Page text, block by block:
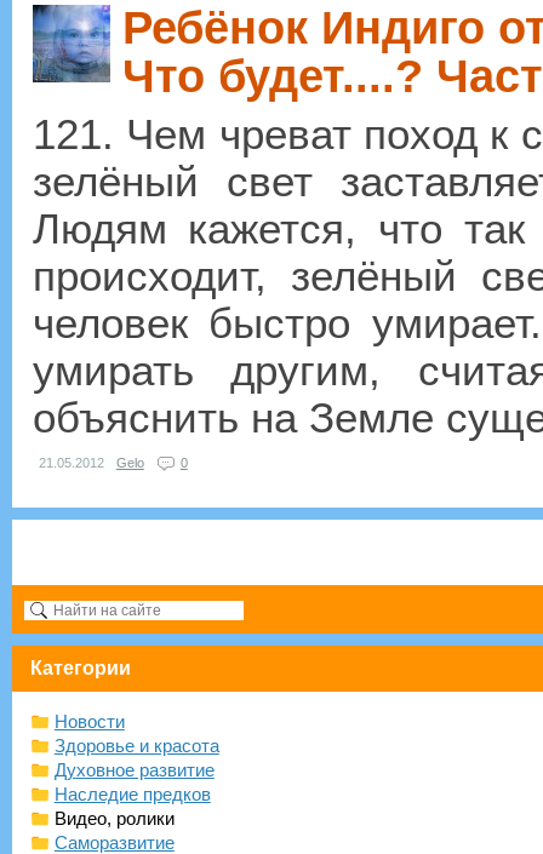
Ребёнок Индиго
Что будет....?
121. Чем чреват поход к
зелёный свет
Людям кажется, что так
происходит, зелёный
человек быстро
умирать другим,
объяснить на Земле
21.05.2012 Gelo 0
Категории
Новости
Здоровье и красота
Духовное развитие
Наследие предков
Видео, ролики
Саморазвитие